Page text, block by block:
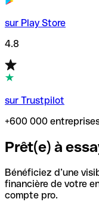
sur Play Store
4.8
sur Trustpilot
+600 000
Prêt(e) à
Bénéficiez d’une
financière de votre
compte pro.